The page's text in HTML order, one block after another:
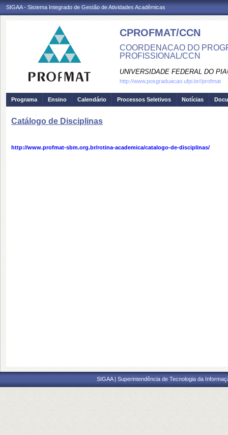
SIGAA - Sistema Integrado de Gestão de Atividades Acadêmicas
CPROFMAT/CCN
COORDENACAO DO
PROFISSIONAL/CCN
UNIVERSIDADE FEDERAL DO
http://www.posgraduacao.ufpi.br//profmat
Programa Ensino Calendário Processos Seletivos Notícias
Catálogo de Disciplinas
http://www.profmat-sbm.org.br/rotina-academica/catalogo-de-disciplinas/
SIGAA | Superintendência de Tecnologia da